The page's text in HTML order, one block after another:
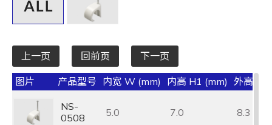
上一页 回前页 下一页
图片 产品型号 内宽 W (mm) 内高 H1 (mm) 外高 H
NS-
0508
5.0 7.0 8.3